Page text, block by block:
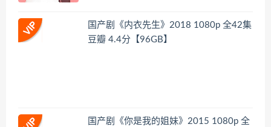
国产剧《内衣先生》2018 1080p 全42集
豆瓣 4.4分【96GB】
国产剧《你是我的姐妹》2015 1080p 全